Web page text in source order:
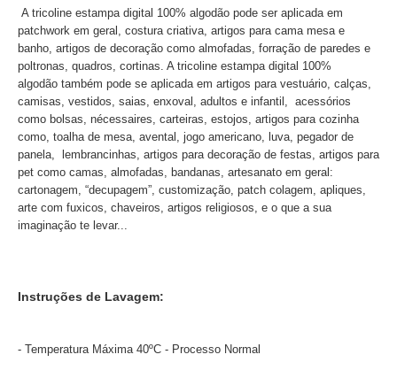
A tricoline estampa digital 100% algodão pode ser aplicada em
patchwork em geral, costura criativa, artigos para cama mesa e
banho, artigos de decoração como almofadas, forração de paredes e
poltronas, quadros, cortinas. A tricoline estampa digital 100%
algodão também pode se aplicada em artigos para vestuário, calças,
camisas, vestidos, saias, enxoval, adultos e infantil, acessórios
como bolsas, nécessaires, carteiras, estojos, artigos para cozinha
como, toalha de mesa, avental, jogo americano, luva, pegador de
panela, lembrancinhas, artigos para decoração de festas, artigos para
pet como camas, almofadas, bandanas, artesanato em geral:
cartonagem, “decupagem”, customização, patch colagem, apliques,
arte com fuxicos, chaveiros, artigos religiosos, e o que a sua
imaginação te levar...
Instruções de Lavagem:
- Temperatura Máxima 40ºC - Processo Normal